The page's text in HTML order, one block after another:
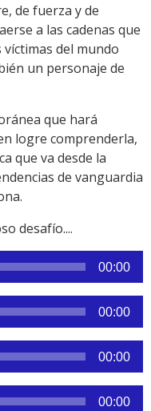
de fuerza y de
a las cadenas que
del mundo
un personaje de
que hará
logre comprenderla,
que va desde la
de vanguardia
desafío....
00:00
00:00
00:00
00:00